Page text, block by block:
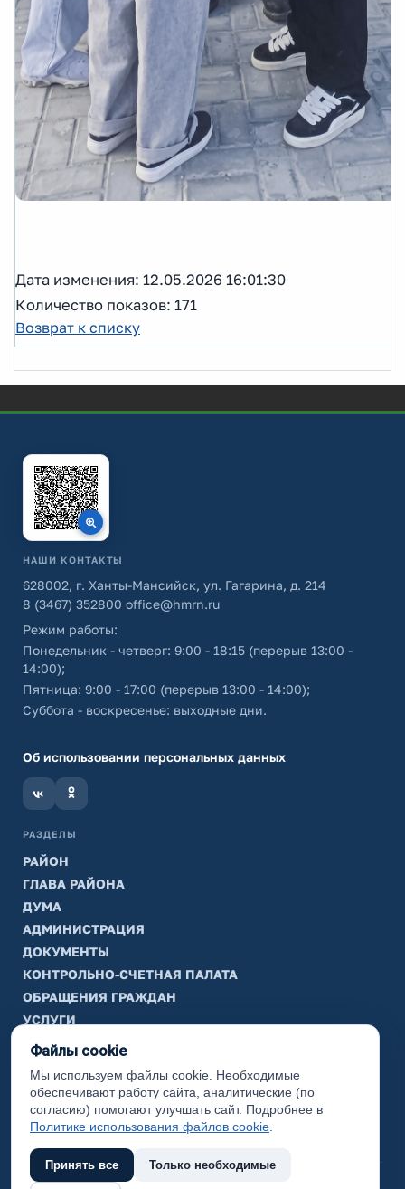
Дата изменения: 12.05.2026 16:01:30
Количество показов: 171
Возврат к списку
НАШИ КОНТАКТЫ
628002, г. Ханты-Мансийск, ул. Гагарина, д. 214
8 (3467) 352800 office@hmrn.ru
Режим работы:
Понедельник - четверг: 9:00 - 18:15 (перерыв 13:00 -
14:00);
Пятница: 9:00 - 17:00 (перерыв 13:00 - 14:00);
Суббота - воскресенье: выходные дни.
Об использовании персональных данных
РАЗДЕЛЫ
РАЙОН
ГЛАВА РАЙОНА
ДУМА
АДМИНИСТРАЦИЯ
ДОКУМЕНТЫ
КОНТРОЛЬНО-СЧЕТНАЯ ПАЛАТА
ОБРАЩЕНИЯ ГРАЖДАН
УСЛУГИ
ТИК
ИНФОРМАЦИЯ
Законодательная карта
Карта сайта
(с) 2017 Ханты-Мансийский район, официальный сайт
Файлы cookie
Мы используем файлы cookie. Необходимые
обеспечивают работу сайта, аналитические (по
согласию) помогают улучшать сайт. Подробнее в
Политике использования файлов cookie
Принять все Только необходимые